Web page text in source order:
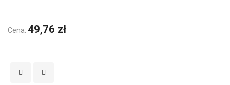
Cena: 49,76 zł